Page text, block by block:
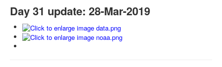
Day 31 update: 28-Mar-2019